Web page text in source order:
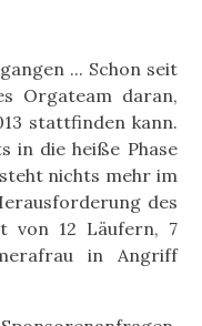
... Schon seit
Orgateam daran,
stattfinden kann.
in die heiße Phase
nichts mehr im
des
von 12 Läufern, 7
in Angriff